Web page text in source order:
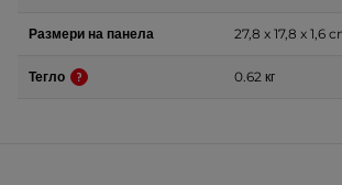
Размери на панела 27,8 x 17,8 x 1,6
Тегло 0.62 кг